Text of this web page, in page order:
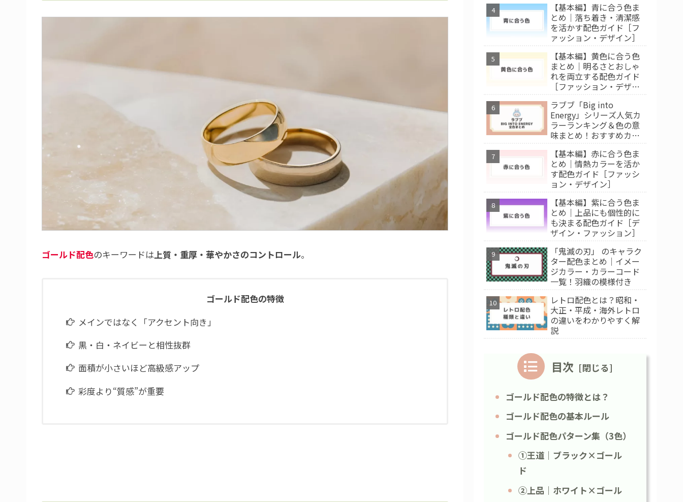
ゴールド配色のキーワードは上質・重厚・華やかさのコントロール。
ゴールド配色の特徴
メインではなく「アクセント向き」
黒・白・ネイビーと相性抜群
面積が小さいほど高級感アップ
彩度より“質感”が重要
【基本編】青に合う色ま
とめ｜落ち着き・清潔感
を活かす配色ガイド［フ
ァッション・デザイン］
【基本編】黄色に合う色
まとめ｜明るさとおしゃ
れを両立する配色ガイド
［ファッション・デザイ
ラブブ「Big into
Energy」シリーズ人気カ
ラーランキング＆色の意
味まとめ！おすすめカラ
【基本編】赤に合う色ま
とめ｜情熱カラーを活か
す配色ガイド［ファッシ
ョン・デザイン］
【基本編】紫に合う色ま
とめ｜上品にも個性的に
も決まる配色ガイド［デ
ザイン・ファッション］
「鬼滅の刃」 のキャラク
ター配色まとめ｜イメー
ジカラー・カラーコード
一覧！羽織の模様付き
レトロ配色とは？昭和・
大正・平成・海外レトロ
の違いをわかりやすく解
説
目次
ゴールド配色の特徴とは？
ゴールド配色の基本ルール
ゴールド配色パターン集（3色）
①王道｜ブラック×ゴール
ド
②上品｜ホワイト×ゴール